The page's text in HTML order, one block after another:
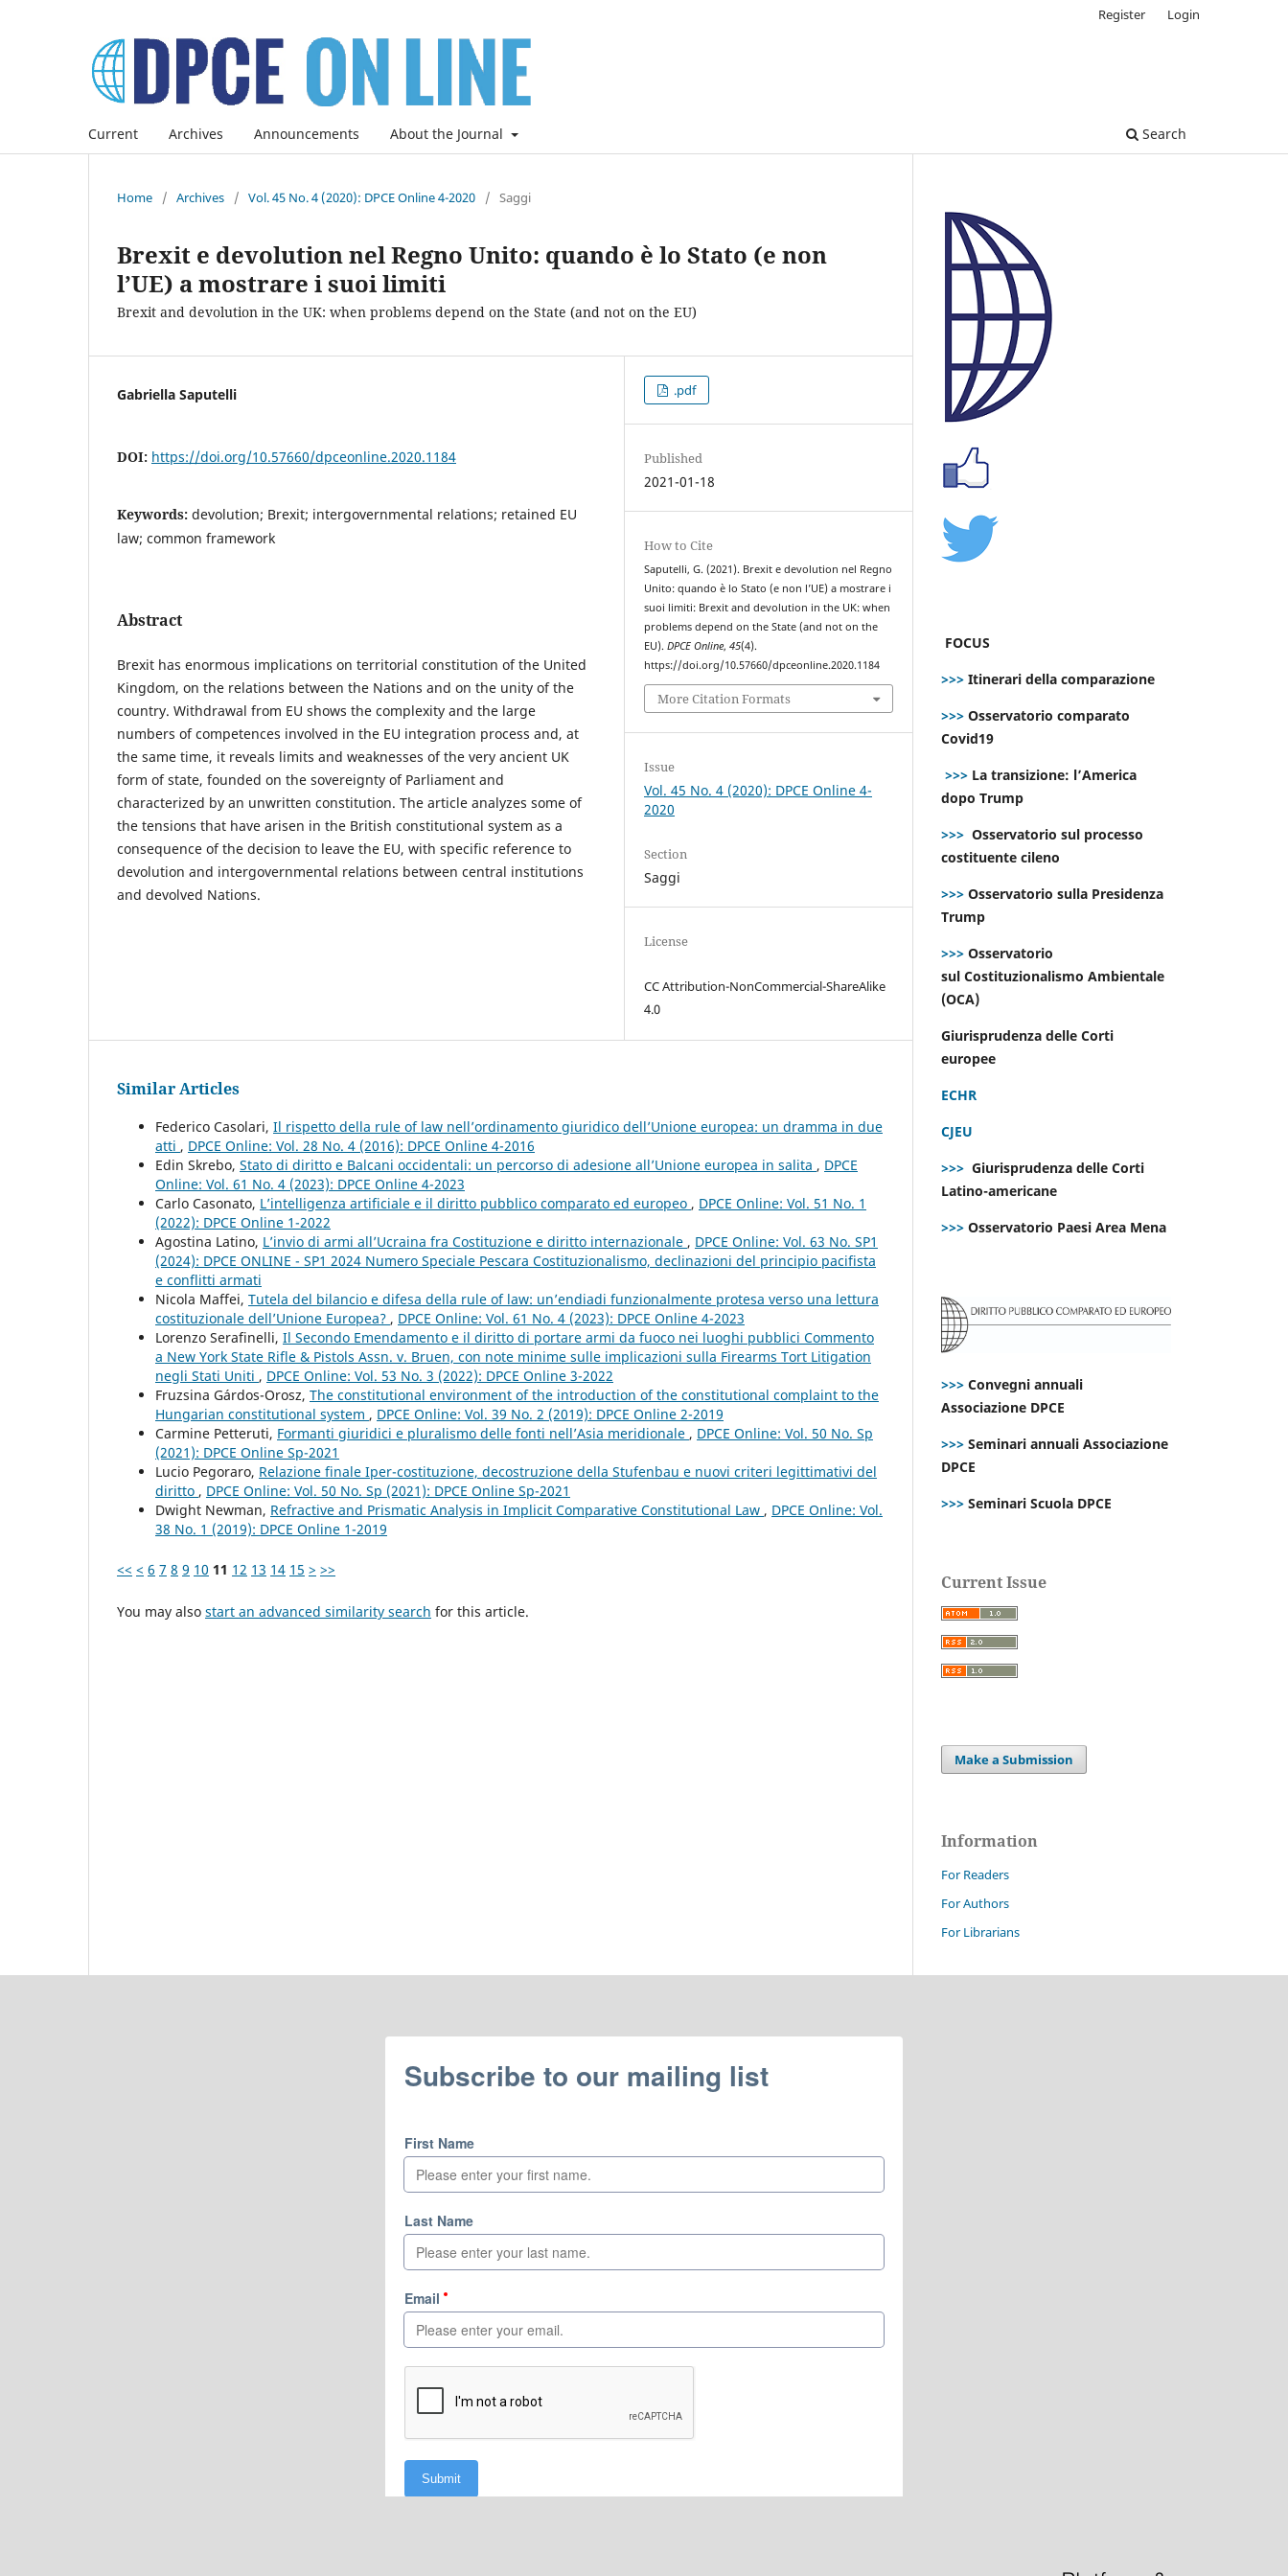
Current Archives Announcements About the Journal Search
Register Login
Home / Archives / Vol. 45 No. 4 (2020): DPCE Online 4-2020 / Saggi
Brexit e devolution nel Regno Unito: quando è lo Stato (e non
l’UE) a mostrare i suoi limiti
Brexit and devolution in the UK: when problems depend on the State (and not on the EU)
Gabriella Saputelli
DOI: https://doi.org/10.57660/dpceonline.2020.1184
Keywords: devolution; Brexit; intergovernmental relations; retained EU
law; common framework
Abstract
Brexit has enormous implications on territorial constitution of the United
Kingdom, on the relations between the Nations and on the unity of the
country. Withdrawal from EU shows the complexity and the large
numbers of competences involved in the EU integration process and, at
the same time, it reveals limits and weaknesses of the very ancient UK
form of state, founded on the sovereignty of Parliament and
characterized by an unwritten constitution. The article analyzes some of
the tensions that have arisen in the British constitutional system as a
consequence of the decision to leave the EU, with specific reference to
devolution and intergovernmental relations between central institutions
and devolved Nations.
.pdf
Published
2021-01-18
How to Cite
Saputelli, G. (2021). Brexit e devolution nel Regno
Unito: quando è lo Stato (e non l’UE) a mostrare i
suoi limiti: Brexit and devolution in the UK: when
problems depend on the State (and not on the
EU).DPCE Online,45(4).
https://doi.org/10.57660/dpceonline.2020.1184
More Citation Formats
Issue
Vol. 45 No. 4 (2020): DPCE Online 4-
2020
Section
Saggi
License
CC Attribution-NonCommercial-ShareAlike
4.0
Similar Articles
Federico Casolari, Il rispetto della rule of law nell’ordinamento giuridico dell’Unione europea: un dramma in due
atti , DPCE Online: Vol. 28 No. 4 (2016): DPCE Online 4-2016
Edin Skrebo, Stato di diritto e Balcani occidentali: un percorso di adesione all’Unione europea in salita , DPCE
Online: Vol. 61 No. 4 (2023): DPCE Online 4-2023
Carlo Casonato, L’intelligenza artificiale e il diritto pubblico comparato ed europeo , DPCE Online: Vol. 51 No. 1
(2022): DPCE Online 1-2022
Agostina Latino, L’invio di armi all’Ucraina fra Costituzione e diritto internazionale , DPCE Online: Vol. 63 No. SP1
(2024): DPCE ONLINE - SP1 2024 Numero Speciale Pescara Costituzionalismo, declinazioni del principio pacifista
e conflitti armati
Nicola Maffei, Tutela del bilancio e difesa della rule of law: un’endiadi funzionalmente protesa verso una lettura
costituzionale dell’Unione Europea? , DPCE Online: Vol. 61 No. 4 (2023): DPCE Online 4-2023
Lorenzo Serafinelli, Il Secondo Emendamento e il diritto di portare armi da fuoco nei luoghi pubblici Commento
a New York State Rifle & Pistols Assn. v. Bruen, con note minime sulle implicazioni sulla Firearms Tort Litigation
negli Stati Uniti , DPCE Online: Vol. 53 No. 3 (2022): DPCE Online 3-2022
Fruzsina Gárdos-Orosz, The constitutional environment of the introduction of the constitutional complaint to the
Hungarian constitutional system , DPCE Online: Vol. 39 No. 2 (2019): DPCE Online 2-2019
Carmine Petteruti, Formanti giuridici e pluralismo delle fonti nell’Asia meridionale , DPCE Online: Vol. 50 No. Sp
(2021): DPCE Online Sp-2021
Lucio Pegoraro, Relazione finale Iper-costituzione, decostruzione della Stufenbau e nuovi criteri legittimativi del
diritto , DPCE Online: Vol. 50 No. Sp (2021): DPCE Online Sp-2021
Dwight Newman, Refractive and Prismatic Analysis in Implicit Comparative Constitutional Law , DPCE Online: Vol.
38 No. 1 (2019): DPCE Online 1-2019
<< < 6 7 8 9 10 11 12 13 14 15 > >>
You may also start an advanced similarity search for this article.
FOCUS
>>> Itinerari della comparazione
>>> Osservatorio comparato
Covid19
>>> La transizione: l’America
dopo Trump
>>> Osservatorio sul processo
costituente cileno
>>> Osservatorio sulla Presidenza
Trump
>>> Osservatorio
sul Costituzionalismo Ambientale
(OCA)
Giurisprudenza delle Corti
europee
ECHR
CJEU
>>> Giurisprudenza delle Corti
Latino-americane
>>> Osservatorio Paesi Area Mena
>>> Convegni annuali
Associazione DPCE
>>> Seminari annuali Associazione
DPCE
>>> Seminari Scuola DPCE
Current Issue
Make a Submission
Information
For Readers
For Authors
For Librarians